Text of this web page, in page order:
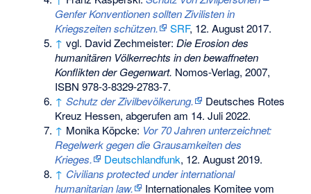
Genfer Konventionen sollten Zivilisten in
Kriegszeiten schützen.
SRF, 12. August 2017.
↑ vgl. David Zechmeister:Die Erosion des
humanitären Völkerrechts in den bewaffneten
Konflikten der Gegenwart. Nomos-Verlag, 2007,
ISBN 978-3-8329-2783-7.
↑ Schutz der Zivilbevölkerung.
Deutsches Rotes
Kreuz Hessen, abgerufen am 14. Juli 2022.
↑ Monika Köpcke: Vor 70 Jahren unterzeichnet:
Regelwerk gegen die Grausamkeiten des
Krieges.
Deutschlandfunk, 12. August 2019.
↑ Civilians protected under international
humanitarian law.
Internationales Komitee vom